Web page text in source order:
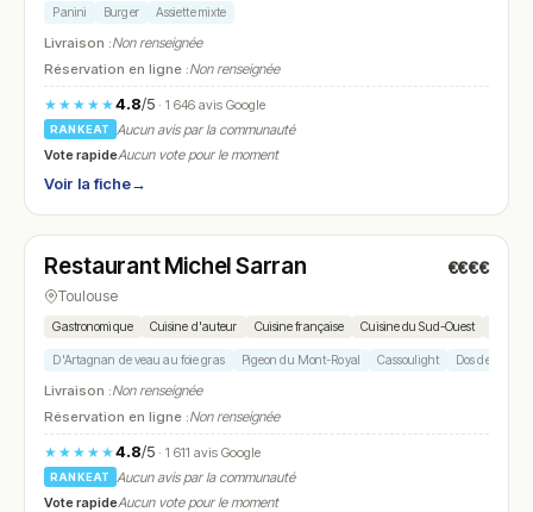
Panini Burger Assiette mixte
Livraison :Non renseignée
Réservation en ligne :Non renseignée
★★★★★4.8/5· 1 646 avis Google
RANKEAT
Aucun avis par la communauté
Vote rapideAucun vote pour le moment
Voir la fiche→
N° 10
Restaurant Michel Sarran €€€€
Toulouse
Gastronomique Cuisine d'auteur Cuisine française Cuisine du Sud-Ouest
D'Artagnan de veau au foie gras Pigeon du Mont-Royal Cassoulight Dos de merlu
Livraison :Non renseignée
Réservation en ligne :Non renseignée
★★★★★4.8/5· 1 611 avis Google
RANKEAT
Aucun avis par la communauté
Vote rapideAucun vote pour le moment